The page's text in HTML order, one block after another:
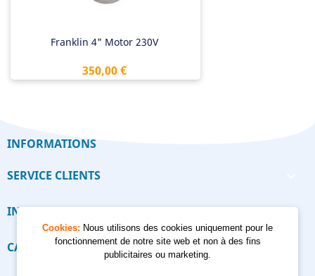
Franklin 4" Motor 230V
Prix
350,00 €
INFORMATIONS
SERVICE CLIENTS
INFORMATIONS 
CALCULATEUR
Cookies: Nous utilisons des cookies uniquement pour le
fonctionnement de notre site web et non à des fins
publicitaires ou marketing.